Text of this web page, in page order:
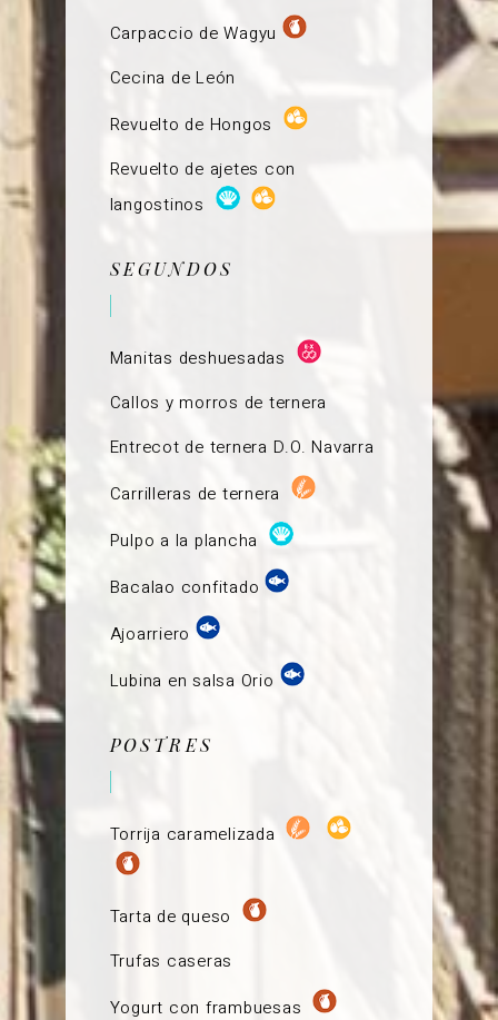
Carpaccio de Wagyu
Cecina de León
Revuelto de Hongos
Revuelto de ajetes con
langostinos
SEGUNDOS
Manitas deshuesadas
Callos y morros de ternera
Entrecot de ternera D.O. Navarra
Carrilleras de ternera
Pulpo a la plancha
Bacalao confitado
Ajoarriero
Lubina en salsa Orio
POSTRES
Torrija caramelizada
Tarta de queso
Trufas caseras
Yogurt con frambuesas